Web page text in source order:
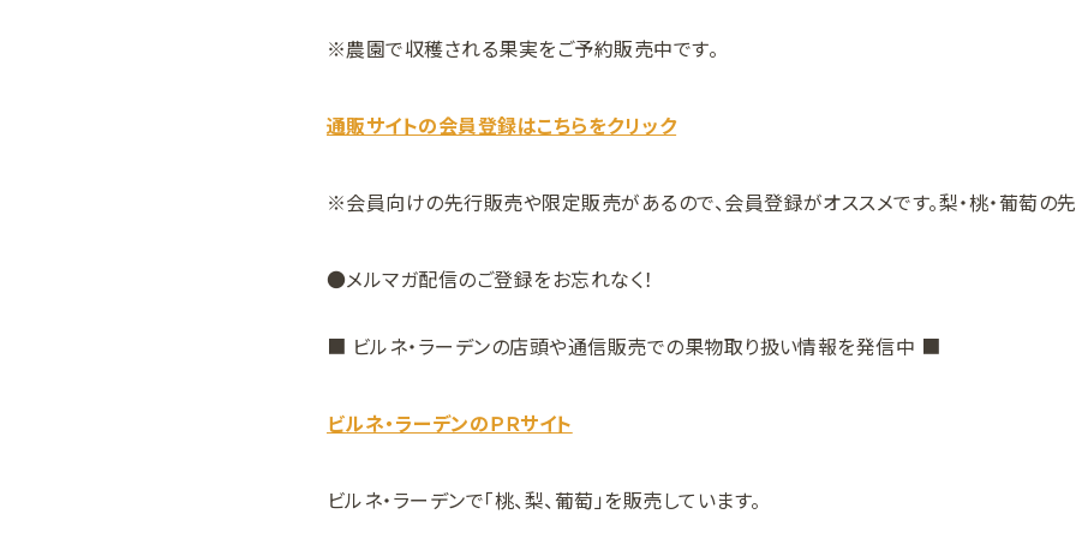
※農園で収穫される果実をご予約販売中です。
通販サイトの会員登録はこちらをクリック
※会員向けの先行販売や限定販売があるので、会員登録がオススメです。梨・桃・葡萄の
●メルマガ配信のご登録をお忘れなく！
■ ビルネ・ラーデンの店頭や通信販売での果物取り扱い情報を発信中 ■
ビルネ・ラーデンのＰＲサイト
ビルネ・ラーデンで「桃、梨、葡萄」を販売しています。